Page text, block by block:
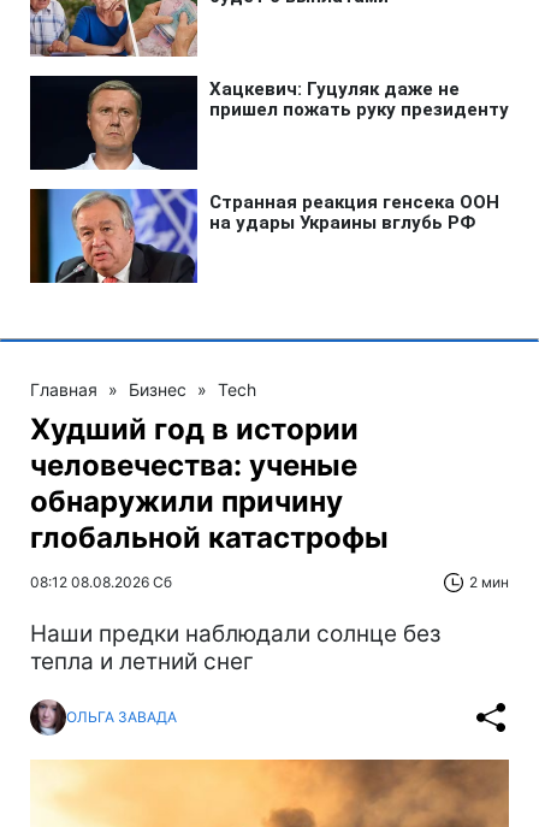
Главная » Бизнес » Tech
Худший год в истории
человечества: ученые
обнаружили причину
глобальной катастрофы
08:12 08.08.2026 Сб 2 мин
Наши предки наблюдали солнце без
тепла и летний снег
ОЛЬГА ЗАВАДА